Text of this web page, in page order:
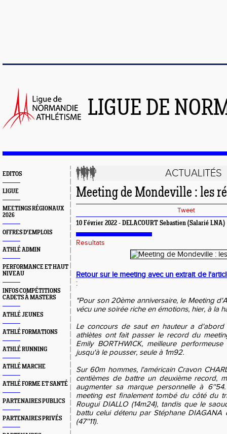
LIGUE DE
EDITOS
LIGUE
MEETINGS RÉGIONAUX
2026
OFFRES D'EMPLOIS
ATHLÉ ADMIN
PERFORMANCE ET HAUT
NIVEAU
INFOS COMPÉTITIONS
CADETS À MASTERS
ATHLÉ JEUNES
ATHLÉ FORMATIONS
ATHLÉ RUNNING
ATHLÉ MARCHE
ATHLÉ FORME ET SANTÉ
PARTENAIRES PUBLICS
PARTENAIRES PRIVÉS
ACTUALITÉS
Meeting de Mondeville : les
Tweet
10 Février 2022 - DELACOURT Sebastien (Salarié LNA)
Resultats
Retour sur le meeting avec un extrait de
:
"Pour son 20ème anniversaire, le Meeting
vécu une soirée riche en émotions, hier, à la
Le concours de saut en hauteur a d'abord
athlètes ont fait passer le record du
Emily BORTHWICK, meilleure
jusqu'à le pousser, seule à 1m92.
Sur 60m hommes, l'américain Cravon
centièmes de battre un deuxième record,
augmenter sa marque personnelle à
meeting est finalement tombé du côté du
Rougui DIALLO (14m24), tandis que le
battu celui détenu par Stéphane
(47''11).